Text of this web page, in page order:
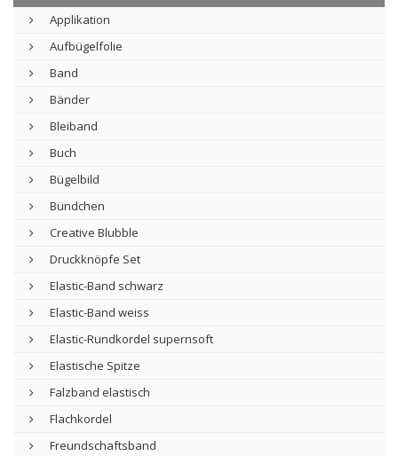
Applikation
Aufbügelfolie
Band
Bänder
Bleiband
Buch
Bügelbild
Bündchen
Creative Blubble
Druckknöpfe Set
Elastic-Band schwarz
Elastic-Band weiss
Elastic-Rundkordel supernsoft
Elastische Spitze
Falzband elastisch
Flachkordel
Freundschaftsband